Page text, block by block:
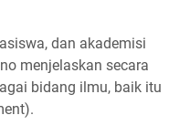
dan akademisi
menjelaskan secara
bidang ilmu, baik itu